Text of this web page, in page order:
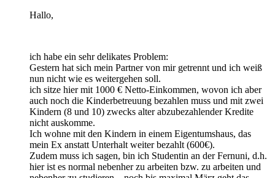
Hallo,
ich habe ein sehr delikates Problem:
Gestern hat sich mein Partner von mir getrennt und ich weiß
nun nicht wie es weitergehen soll.
ich sitze hier mit 1000 € Netto-Einkommen, wovon ich aber
auch noch die Kinderbetreuung bezahlen muss und mit zwei
Kindern (8 und 10) zwecks alter abzubezahlender Kredite
nicht auskomme.
Ich wohne mit den Kindern in einem Eigentumshaus, das
mein Ex anstatt Unterhalt weiter bezahlt (600€).
Zudem muss ich sagen, bin ich Studentin an der Fernuni, d.h.
hier ist es normal nebenher zu arbeiten bzw. zu arbeiten und